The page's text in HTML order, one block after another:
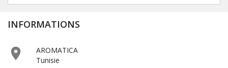
INFORMATIONS

AROMATICA
Tunisie